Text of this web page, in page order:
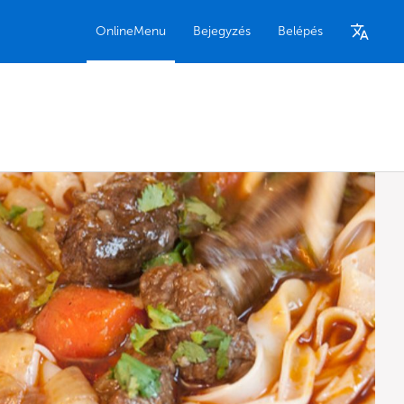
OnlineMenu Bejegyzés Belépés